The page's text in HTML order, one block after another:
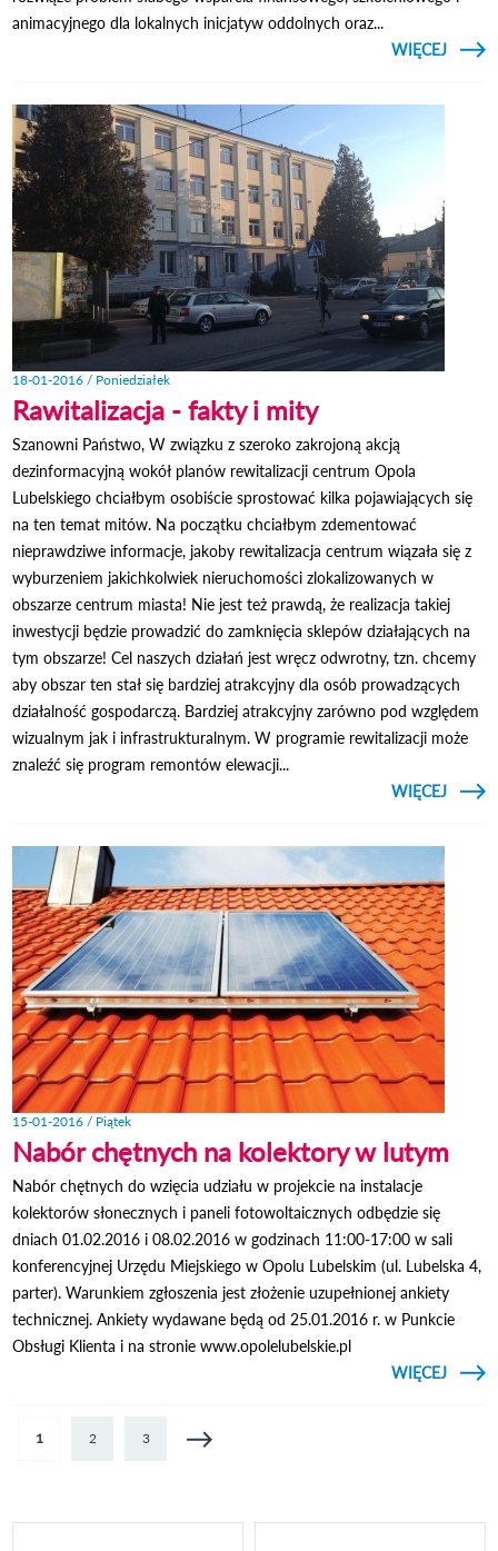
animacyjnego dla lokalnych inicjatyw oddolnych oraz...
CZYTAJ
WIĘCEJ
O
18-01-2016 / Poniedziałek
Rawitalizacja - fakty i mity
Szanowni Państwo, W związku z szeroko zakrojoną akcją
dezinformacyjną wokół planów rewitalizacji centrum Opola
Lubelskiego chciałbym osobiście sprostować kilka pojawiających się
na ten temat mitów. Na początku chciałbym zdementować
nieprawdziwe informacje, jakoby rewitalizacja centrum wiązała się z
wyburzeniem jakichkolwiek nieruchomości zlokalizowanych w
obszarze centrum miasta! Nie jest też prawdą, że realizacja takiej
inwestycji będzie prowadzić do zamknięcia sklepów działających na
tym obszarze! Cel naszych działań jest wręcz odwrotny, tzn. chcemy
aby obszar ten stał się bardziej atrakcyjny dla osób prowadzących
działalność gospodarczą. Bardziej atrakcyjny zarówno pod względem
wizualnym jak i infrastrukturalnym. W programie rewitalizacji może
znaleźć się program remontów elewacji...
CZYTAJ
WIĘCEJ
15-01-2016 / Piątek
Nabór chętnych na kolektory w lutym
Nabór chętnych do wzięcia udziału w projekcie na instalacje
kolektorów słonecznych i paneli fotowoltaicznych odbędzie się
dniach 01.02.2016 i 08.02.2016 w godzinach 11:00-17:00 w sali
konferencyjnej Urzędu Miejskiego w Opolu Lubelskim (ul. Lubelska 4,
parter). Warunkiem zgłoszenia jest złożenie uzupełnionej ankiety
technicznej. Ankiety wydawane będą od 25.01.2016 r. w Punkcie
Obsługi Klienta i na stronie www.opolelubelskie.pl
CZYTAJ
WIĘCEJ
O
Strony
1 2 3